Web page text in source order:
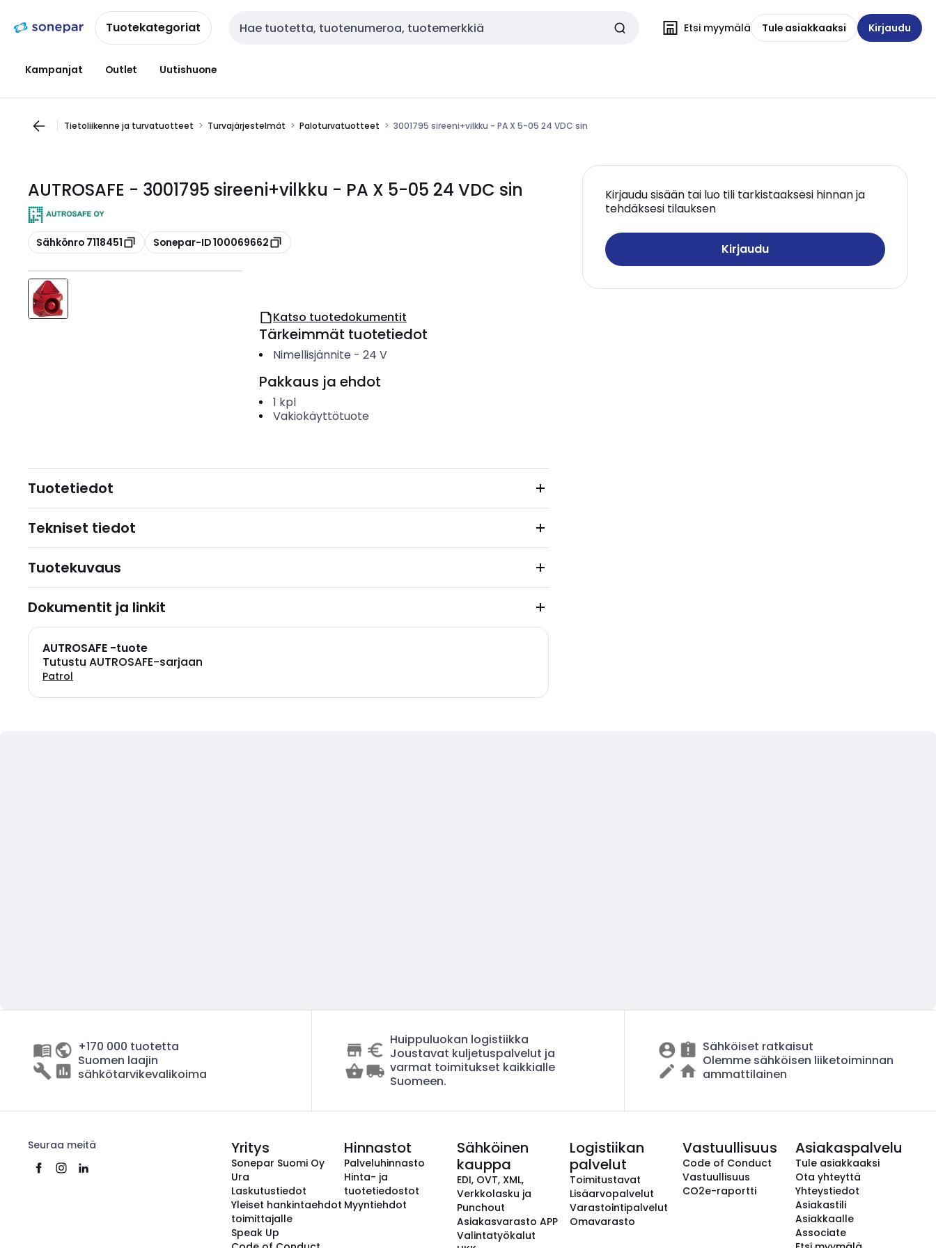
navigointiinsisältöönTuotekategoriat Haku Etsi myymälä Tule asiakkaaksi Kirjaudu
Kampanjat Outlet Uutishuone
Tietoliikenne ja turvatuotteet Turvajärjestelmät Paloturvatuotteet 3001795 sireeni+vilkku - PA X 5-05 24 VDC sin
AUTROSAFE - 3001795 sireeni+vilkku - PA X 5-05 24 VDC sin
Kopioi
Sähkönro 7118451 Kopioi
Sonepar-ID 100069662
Kirjaudu sisään tai luo tili tarkistaaksesi hinnan ja
tehdäksesi tilauksen
Kirjaudu
Katso tuotedokumentit
Tärkeimmät tuotetiedot
Nimellisjännite - 24 V
Pakkaus ja ehdot
1 kpl
Vakiokäyttötuote
Tuotetiedot
Tekniset tiedot
Tuotekuvaus
Dokumentit ja linkit
AUTROSAFE -tuote
Tutustu AUTROSAFE-sarjaan
Patrol
+170 000 tuotetta
Suomen laajin
sähkötarvikevalikoima
Huippuluokan logistiikka
Joustavat kuljetuspalvelut ja
varmat toimitukset kaikkialle
Suomeen.
Sähköiset ratkaisut
Olemme sähköisen liiketoiminnan
ammattilainen
Seuraa meitä Yritys
Sonepar Suomi Oy
Ura
Laskutustiedot
Yleiset hankintaehdot
toimittajalle
Speak Up
Hinnastot
Palveluhinnasto
Hinta- ja
tuotetiedostot
Myyntiehdot
Sähköinen
kauppa
EDI, OVT, XML,
Verkkolasku ja
Punchout
Asiakasvarasto APP
Valintatyökalut
Logistiikan
palvelut
Toimitustavat
Lisäarvopalvelut
Varastointipalvelut
Omavarasto
Vastuullisuus
Code of Conduct
Vastuullisuus
CO2e-raportti
Asiakaspalvelu
Tule asiakkaaksi
Ota yhteyttä
Yhteystiedot
Asiakastili
Asiakkaalle
Associate